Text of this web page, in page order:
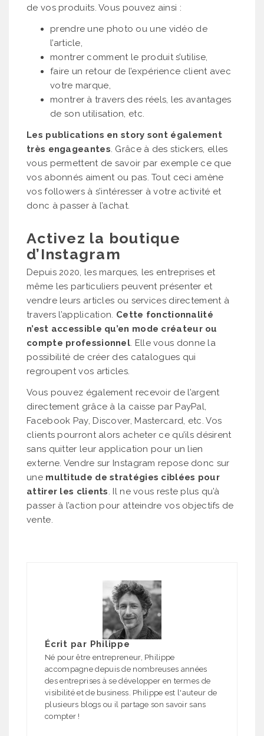
de vos produits. Vous pouvez ainsi :
prendre une photo ou une vidéo de
l’article,
montrer comment le produit s’utilise,
faire un retour de l’expérience client avec
votre marque,
montrer à travers des réels, les avantages
de son utilisation, etc.
Les publications en story sont également
très engageantes. Grâce à des stickers, elles
vous permettent de savoir par exemple ce que
vos abonnés aiment ou pas. Tout ceci amène
vos followers à s’intéresser à votre activité et
donc à passer à l’achat.
Activez la boutique
d’Instagram
Depuis 2020, les marques, les entreprises et
même les particuliers peuvent présenter et
vendre leurs articles ou services directement à
travers l’application. Cette fonctionnalité
n’est accessible qu’en mode créateur ou
compte professionnel. Elle vous donne la
possibilité de créer des catalogues qui
regroupent vos articles.
Vous pouvez également recevoir de l’argent
directement grâce à la caisse par PayPal,
Facebook Pay, Discover, Mastercard, etc. Vos
clients pourront alors acheter ce qu’ils désirent
sans quitter leur application pour un lien
externe. Vendre sur Instagram repose donc sur
une multitude de stratégies ciblées pour
attirer les clients. Il ne vous reste plus qu’à
passer à l’action pour atteindre vos objectifs de
vente.
Écrit par Philippe
Né pour être entrepreneur, Philippe
accompagne depuis de nombreuses années
des entreprises à se développer en termes de
visibilité et de business. Philippe est l'auteur de
plusieurs blogs ou il partage son savoir sans
compter !